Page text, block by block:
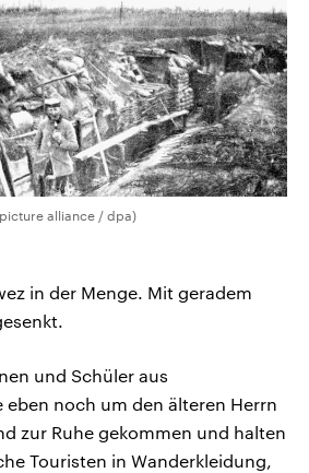
alliance / dpa)
in der Menge. Mit geradem
und Schüler aus
noch um den älteren Herrn
zur Ruhe gekommen und halten
Touristen in Wanderkleidung,